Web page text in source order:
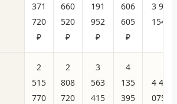
371
720
₽
660
520
₽
191
952
₽
606
605
₽
3 917
154 ₽
2
515
770
2
808
720
3
563
415
4
135
395
4 451
075 ₽